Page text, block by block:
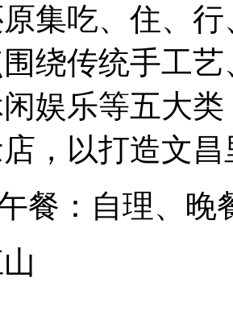
集吃、住、
绕传统手工
娱乐等五大
，以打造文
餐：自理、晚